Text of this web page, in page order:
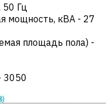
Гц
мощность, кВА - 27
площадь пола) -
3050